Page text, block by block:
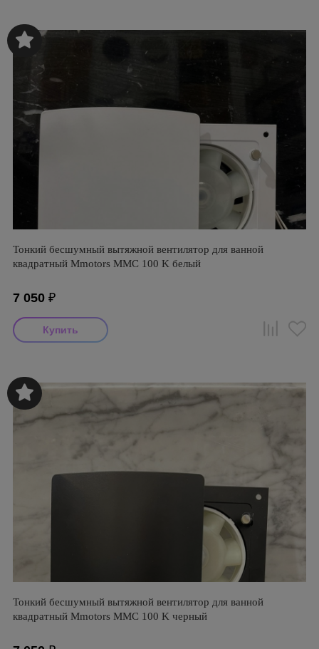
Тонкий бесшумный вытяжной вентилятор для ванной
квадратный Mmotors ММC 100 K белый
7 050 ₽
Тонкий бесшумный вытяжной вентилятор для ванной
квадратный Mmotors ММC 100 K черный